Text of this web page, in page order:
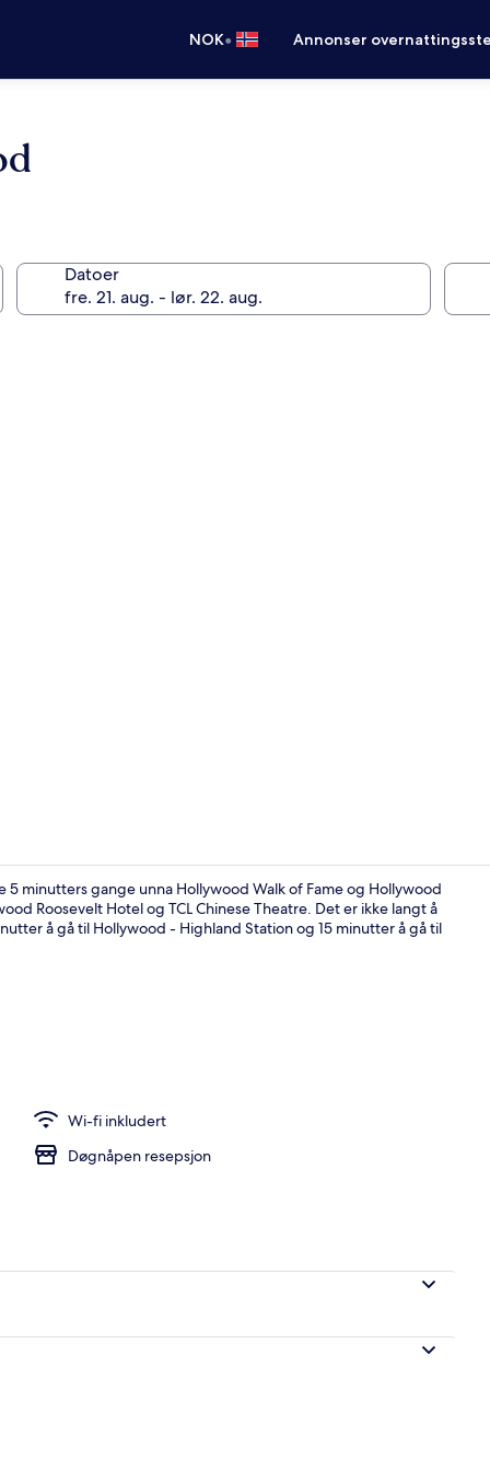
NOK• Annonser
Datoer
minutters gange unna Hollywood Walk of Fame og Hollywood
Roosevelt Hotel og TCL Chinese Theatre. Det er ikke langt å
å gå til Hollywood - Highland Station og 15 minutter å gå til
Wi-fi inkludert
Døgnåpen resepsjon